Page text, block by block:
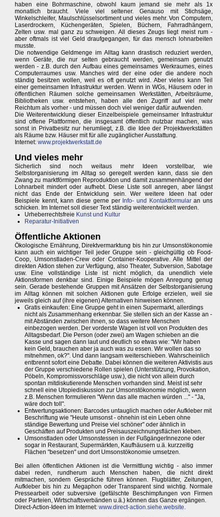
haben eine Bohrmaschine, obwohl kaum jemand sie mehr als 1x
monatlich braucht. Viele viel seltener. Genauso mit Stichsäge,
Winkelschleifer, Maulschlüsselsortiment und vieles mehr. Von Computern,
Laserdrockern, Küchengeräten, Spielen, Büchern, Fahrradhängern,
Zelten usw. mal ganz zu schweigen. All dieses Zeugs liegt meist rum -
aber oftmals ist viel Geld draufgegangen, für das mensch lohnarbeiten
musste.
Die notwendige Geldmenge im Alltag kann drastisch reduziert werden,
wenn Geräte, die nur selten gebraucht werden, gemeinsam genutzt
werden - z.B. durch den Aufbau eines gemeinsames Werkraumes, eines
Computerraumes usw. Manches wird der eine oder die andere noch
ständig besitzen wollen, weil es oft genutzt wird. Aber vieles kann Teil
einer gemeinsamen Infrastruktur werden. Wenn in WGs, Häusern oder in
öffentlichen Räumen solche gemeinsamen Werkstätten, Arbeitsräume,
Bibliotheken usw. entstehen, haben alle den Zugriff auf viel mehr
Reichtum als vorher - und müssen doch viel weniger dafür aufwenden.
Die Weiterentwicklung dieser Einzelbeispiele gemeinsamer Infrastruktur
sind offene Plattformen, die insgesamt öffentlich nutzbar machen, was
sonst in Privatbesitz nur herumliegt, z.B. die Idee der Projektwerkstätten
als Räume bzw. Häuser mit für alle zugänglicher Ausstattung.
Internet: www.projektwerkstatt.de
Und vieles mehr
Sicherlich sind noch weitaus mehr Ideen vorstellbar, wie
Selbstorganisierung im Alltag so geregelt werden kann, dass sie den
Zwang zu marktförmigen Reproduktion und damit zusammenhängend der
Lohnarbeit mindert oder aufhebt. Diese Liste soll anregen, aber längst
nicht das Ende der Entwicklung sein. Wer weitere Ideen hat oder
Beispiele kennt, kann diese gerne per Info- und Kontaktformularan uns
schicken. Im Internet soll dieser Text ständig weiterentwickelt werden.
Urheberrechtsfreie Kunst und Kultur
Reparatur-Initiativen
Öffentliche Aktionen
Ökologische Ernährung, Direktvermarktung bis hin zur Umsonstökonomie
kann auch ein wichtiger Teil jeder Gruppe sein - gleichgültig ob Food-
Coop, Umsonstladen-Crew oder Container-Kooperative. Alle Mittel der
direkten Aktion stehen zur Verfügung, also Theater, Subversion, Sabotage
usw. Eine vollständige Liste ist nicht möglich, da unendlich viele
Aktionsformen denkbar sind. Einige Beispiele mögen Anregung genug
sein. Gerade bestehende Gruppen mit Ansätzen der Selbstorganisierung
im Alltag können mit solchen Aktionen gute Erfolge erzielen, weil sie
jeweils gleich auf (ihre eigenen) Alternativen hinweisen können.
Gratis einkaufen: Eine Gruppe geht in einen Supermarkt, allerdings
nicht als Zusammenhang erkennbar. Sie stellen sich an der Kasse an -
mit Abständen zwischen ihnen, so dass weitere Menschen
einbezogen werden. Der vorderste Wagen ist voll von Produkten des
Alltagsbedarf. Die Person (oder zwei) am Wagen schieben an die
Kasse und sagen dann laut und deutlich so etwas wie: "Wir haben
kein Geld, brauchen aber ja auch was zu essen. Wir wollen das so
mitnehmen, ok?". Und dann langsam weiterschieben. Wahrscheinlich
entbrennt sofort eine Debatte. Dabei können die weiteren Aktivistis aus
der Gruppe verschiedene Rollen spielen (Unterstützung, Provokation,
Pöbeln, Kompromissvorschläge usw.), die nicht von allein durch
spontan mitdiskutierende Menschen vorhanden sind. Meist ist sehr
schnell eine Utopiediskussion zur Umsonstökonomie möglich, wenn
z.B. Menschen formulieren "Wenn das alle machen würden ..." - "Ja,
wäre doch toll".
Entwertungsaktionen: Barcodes untauglich machen oder Aufkleber mit
Beschriftung wie "Heute umsonst - ohnehin ist ein Leben ohne
ständige Bewertung und Preise viel schöner" oder ähnlich in
Geschäften auf Produkten und Preisauszeichnungsflächen kleben.
Umsonstladen oder Umsonstessen in der FußgängerInnezone oder
sogar in Restaurant, Supermärkten, Kaufhäusern u.ä. kurzzeitig
Flächen "besetzen" und dort Umsonstökonomie umsetzen.
Bei allen öffentlichen Aktionen ist die Vermittlung wichtig - also immer
dabei reden, rundherum auch Menschen haben, die nicht direkt
mitmachen, sondern Gespräche führen können. Flugblätter, Zeitungen,
Aufkleber bis hin zu Megaphon oder Transparent sind wichtig. Normale
Pressearbeit oder subversive (gefälschte Beschimpfungen von Firmen
oder Parteien, Wirtschaftsverbänden u.ä.) können das Ganze ergängen.
Direct-Action-Ideen im Internet: www.direct-action.siehe.website.